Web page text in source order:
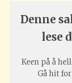
Denne
lese
Keen på å
Gå hit for